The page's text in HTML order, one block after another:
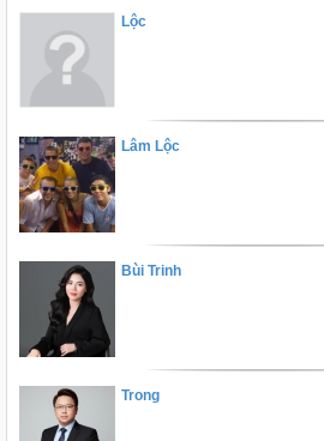
Lộc
Lâm Lộc
Bùi Trinh
Trong